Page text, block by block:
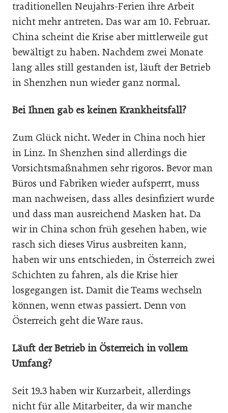
traditionellen Neujahrs-Ferien ihre Arbeit
nicht mehr antreten. Das war am 10. Februar.
China scheint die Krise aber mittlerweile gut
bewältigt zu haben. Nachdem zwei Monate
lang alles still gestanden ist, läuft der Betrieb
in Shenzhen nun wieder ganz normal.
Bei Ihnen gab es keinen Krankheitsfall?
Zum Glück nicht. Weder in China noch hier
in Linz. In Shenzhen sind allerdings die
Vorsichtsmaßnahmen sehr rigoros. Bevor man
Büros und Fabriken wieder aufsperrt, muss
man nachweisen, dass alles desinfiziert wurde
und dass man ausreichend Masken hat. Da
wir in China schon früh gesehen haben, wie
rasch sich dieses Virus ausbreiten kann,
haben wir uns entschieden, in Österreich zwei
Schichten zu fahren, als die Krise hier
losgegangen ist. Damit die Teams wechseln
können, wenn etwas passiert. Denn von
Österreich geht die Ware raus.
Läuft der Betrieb in Österreich in vollem
Umfang?
Seit 19.3 haben wir Kurzarbeit, allerdings
nicht für alle Mitarbeiter, da wir manche